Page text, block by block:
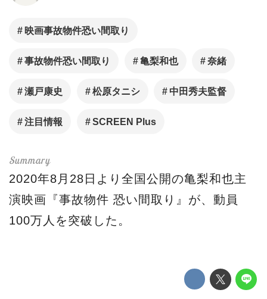
映画事故物件恐い間取り
事故物件恐い間取り 亀梨和也 奈緒
瀬戸康史 松原タニシ 中田秀夫監督
注目情報 SCREEN Plus
2020年8月28日より全国公開の亀梨和也主
演映画『事故物件 恐い間取り』が、動員
100万人を突破した。